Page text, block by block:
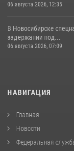
06 августа 2026, 12:35
В Новосибирске
задержании под...
06 августа 2026, 07:09
НАВИГАЦИЯ
Главная
Новости
Федеральная